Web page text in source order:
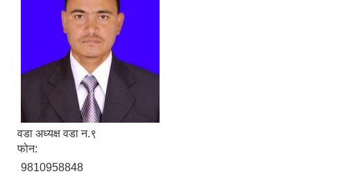
वडा अध्यक्ष वडा न.९
फोन:
9810958848